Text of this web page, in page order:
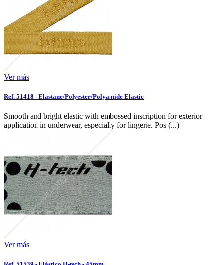
Ver más
Ref. 51418 - Elastane/Polyester/Polyamide Elastic
Smooth and bright elastic with embossed inscription for exterior
application in underwear, especially for lingerie. Pos (...)
Ver más